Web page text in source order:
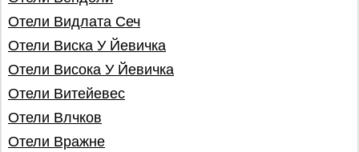
Отели Видлата Сеч
Отели Виска У Йевичкa
Отели Висока У Йевичка
Отели Витейевес
Отели Влчков
Отели Вражне